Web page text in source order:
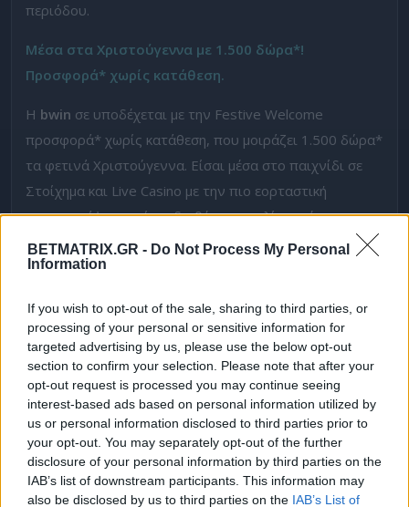
BETMATRIX.GR - Do Not Process My Personal
Information
If you wish to opt-out of the sale, sharing to third parties, or
processing of your personal or sensitive information for
targeted advertising by us, please use the below opt-out
section to confirm your selection. Please note that after your
opt-out request is processed you may continue seeing
interest-based ads based on personal information utilized by
us or personal information disclosed to third parties prior to
your opt-out. You may separately opt-out of the further
disclosure of your personal information by third parties on the
IAB’s list of downstream participants. This information may
also be disclosed by us to third parties on the IAB’s List of
περιόδου.
Μέσα στα Χριστούγεννα με 1.500 δώρα*!
Προσφορά* χωρίς κατάθεση.
Η bwin σε υποδέχεται με την Festive Welcome
προσφορά* χωρίς κατάθεση, που μοιράζει 1.500 δώρα*
τα φετινά Χριστούγεννα. Είσαι μέσα στο παιχνίδι σε
Στοίχημα και Live Casino με την πιο εορταστική
προσφορά*, που είναι διαθέσιμη για λίγες μέρες.
Με τηνbwinεδώ και 28 χρόνια είσαι μέσα στο παιχνίδι.
παραμένεις ο πρωταγωνιστής. Καθημερινά μπορείς να
βρεις αναμετρήσεις με 0% Γκανιότα*. Είτε μιλάμε για
ποδοσφαιρικούς αγώνες, είτε για αναμετρήσεις της
EuroLeague.
Το Build A Bet* εξελίχθηκε και είναι διαθέσιμο και στο
Live, για να συνδυάζεις περισσότερες επιλογές σ’ ένα
στοίχημα από τον ίδιο αγώνα. Καθημερινά οι αμέτρητες
Ενισχυμένες Αποδόσεις «εκτοξεύουν» την εμπειρία του